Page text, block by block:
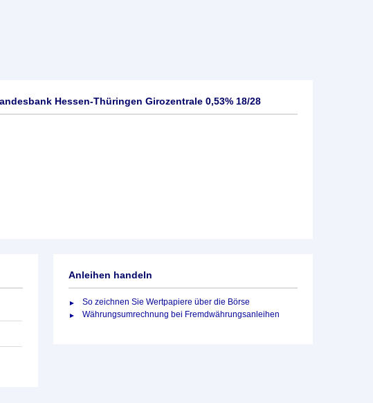
Hessen-Thüringen Girozentrale 0,53% 18/28
Anleihen handeln
So zeichnen Sie Wertpapiere über die Börse
Währungsumrechnung bei Fremdwährungsanleihen